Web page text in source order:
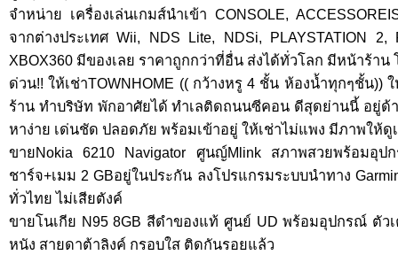
จำหน่าย เครื่องเล่นเกมส์นำเข้า CONSOLE,
จากต่างประเทศ Wii, NDS Lite, NDSi, PLAYSTATION 2,
XBOX360 มีของเลย ราคาถูกกว่าที่อื่น ส่งได้ทั่วโลก มีหน้าร้า
ด่วน!! ให้เช่าTOWNHOME (( กว้างหรู 4 ชั้น ห้องน้ำทุกๆชั้น))
ร้าน ทำบริษัท พักอาศัยได้ ทำเลติดถนนซีคอน ดีสุดย่านนี้ อยู่ด้
หาง่าย เด่นชัด ปลอดภัย พร้อมเข้าอยู่ ให้เช่าไม่แพง มีภาพให้ดู
ขายNokia 6210 Navigator ศูนญ์Mlink สภาพสวยพร้อมอุป
ชาร์จ+เมม 2 GBอยู่ในประกัน ลงโปรแกรมระบบนำทาง
ทั่วไทย ไม่เสียตังค์
ขายโนเกีย N95 8GB สีดำของแท้ ศูนย์ UD พร้อมอุปกรณ์ ตัว
หนัง สายดาต้าลิงค์ กรอบใส ติดกันรอยแล้ว